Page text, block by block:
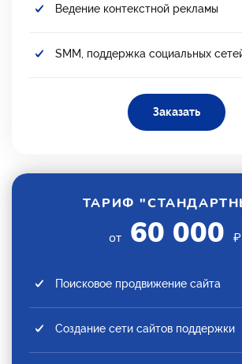
Ведение контекстной рекламы
SMM, поддержка социальных
Заказать
ТАРИФ
от 60 000
Поисковое продвижение сайта
Создание сети сайтов поддержки